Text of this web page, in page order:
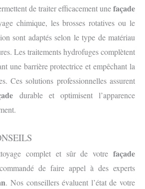
de traiter efficacement unefaçade
chimique, les brosses rotatives ou le
sont adaptés selon le type de matériau
Les traitements hydrofuges complètent
une barrière protectrice et empêchant la
Ces solutions professionnelles assurent
durable et optimisent l’apparence
complet et sûr de votre façade
de faire appel à des experts
. Nos conseillers évaluent l’état de votre